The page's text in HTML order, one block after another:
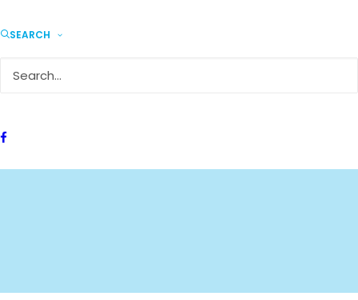
SEARCH